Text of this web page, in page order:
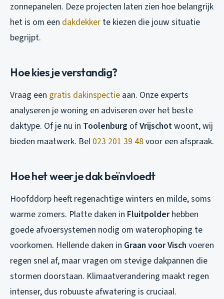
zonnepanelen. Deze projecten laten zien hoe belangrijk
het is om een dakdekker te kiezen die jouw situatie
begrijpt.
Hoe kies je verstandig?
Vraag een gratis dakinspectie aan. Onze experts
analyseren je woning en adviseren over het beste
daktype. Of je nu in Toolenburg ofVrijschotwoont, wij
bieden maatwerk. Bel 023 201 39 48voor een afspraak.
Hoe het weer je dak beïnvloedt
Hoofddorp heeft regenachtige winters en milde, soms
warme zomers. Platte daken in Fluitpolderhebben
goede afvoersystemen nodig om waterophoping te
voorkomen. Hellende daken in Graan voor Visch voeren
regen snel af, maar vragen om stevige dakpannen die
stormen doorstaan. Klimaatverandering maakt regen
intenser, dus robuuste afwatering is cruciaal.